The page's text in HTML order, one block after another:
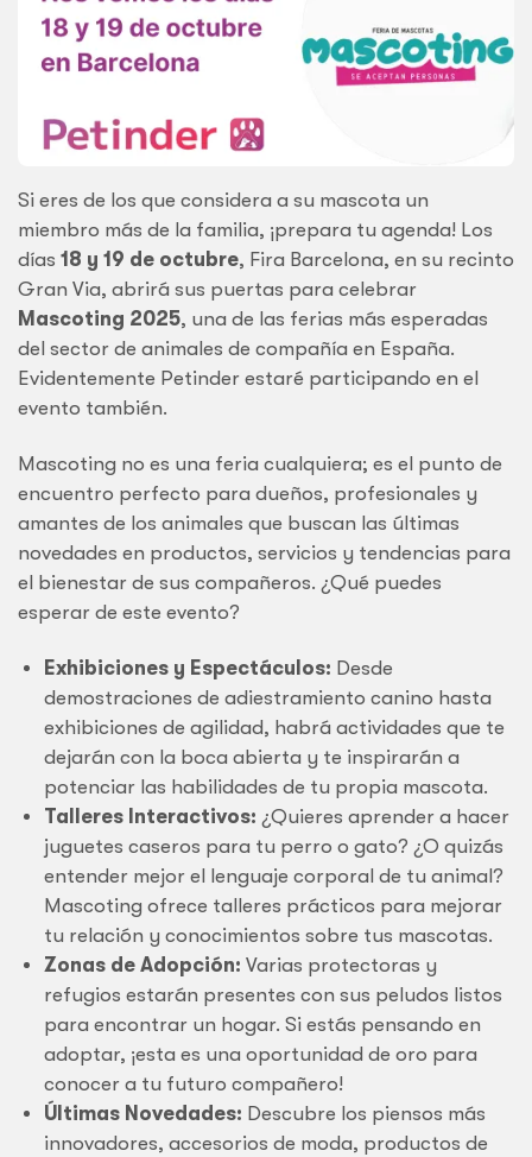
Si eres de los que considera a su mascota un
miembro más de la familia, ¡prepara tu agenda! Los
días 18 y 19 de octubre, Fira Barcelona, en su recinto
Gran Via, abrirá sus puertas para celebrar
Mascoting 2025, una de las ferias más esperadas
del sector de animales de compañía en España.
Evidentemente Petinder estaré participando en el
evento también.
Mascoting no es una feria cualquiera; es el punto de
encuentro perfecto para dueños, profesionales y
amantes de los animales que buscan las últimas
novedades en productos, servicios y tendencias para
el bienestar de sus compañeros. ¿Qué puedes
esperar de este evento?
Exhibiciones y Espectáculos: Desde
demostraciones de adiestramiento canino hasta
exhibiciones de agilidad, habrá actividades que te
dejarán con la boca abierta y te inspirarán a
potenciar las habilidades de tu propia mascota.
Talleres Interactivos: ¿Quieres aprender a hacer
juguetes caseros para tu perro o gato? ¿O quizás
entender mejor el lenguaje corporal de tu animal?
Mascoting ofrece talleres prácticos para mejorar
tu relación y conocimientos sobre tus mascotas.
Zonas de Adopción: Varias protectoras y
refugios estarán presentes con sus peludos listos
para encontrar un hogar. Si estás pensando en
adoptar, ¡esta es una oportunidad de oro para
conocer a tu futuro compañero!
Últimas Novedades: Descubre los piensos más
innovadores, accesorios de moda, productos de